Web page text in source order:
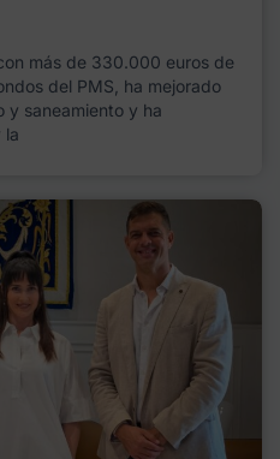
más de 330.000 euros de
del PMS, ha mejorado
y saneamiento y ha
la